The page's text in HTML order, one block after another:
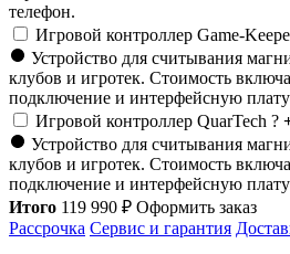
телефон.
Игровой контроллер Game-
Устройство для считывания
клубов и игротек. Стоимость
подключение и интерфейсную плату
Игровой контроллер QuarTech ?
Устройство для считывания
клубов и игротек. Стоимость
подключение и интерфейсную плату
Итого 119 990 ₽ Оформить заказ
Рассрочка Сервис и гарантия